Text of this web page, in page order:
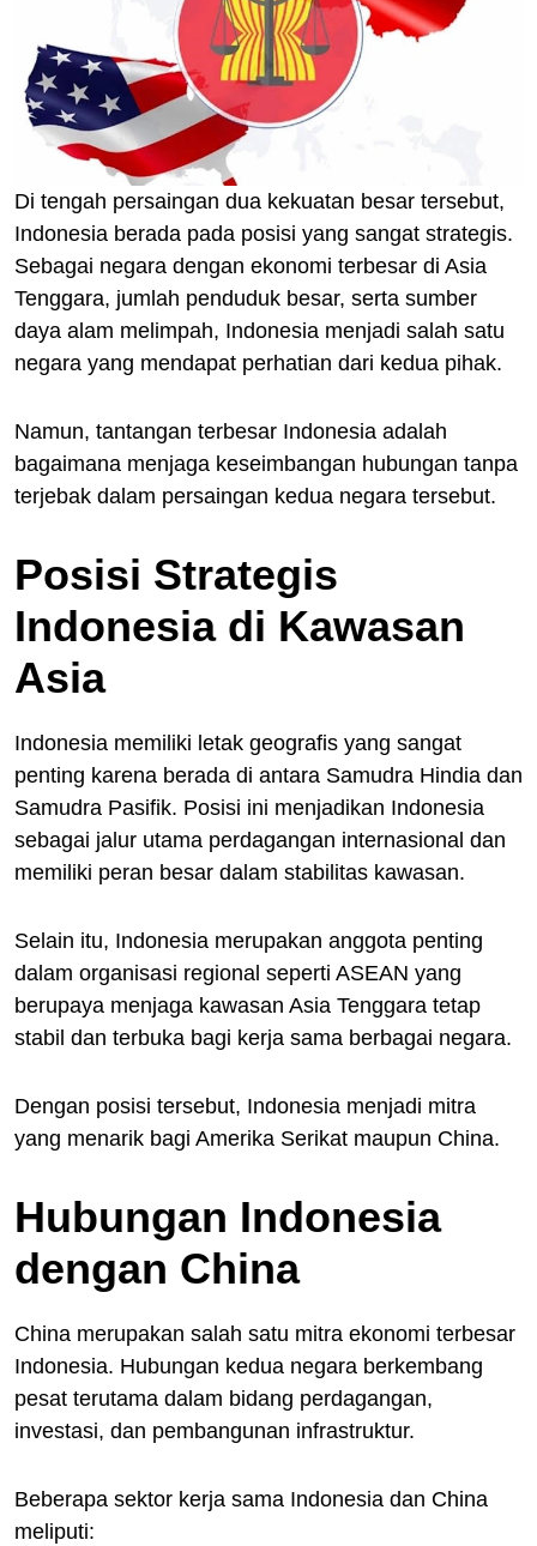
Di tengah persaingan dua kekuatan besar tersebut,
Indonesia berada pada posisi yang sangat strategis.
Sebagai negara dengan ekonomi terbesar di Asia
Tenggara, jumlah penduduk besar, serta sumber
daya alam melimpah, Indonesia menjadi salah satu
negara yang mendapat perhatian dari kedua pihak.
Namun, tantangan terbesar Indonesia adalah
bagaimana menjaga keseimbangan hubungan tanpa
terjebak dalam persaingan kedua negara tersebut.
Posisi Strategis
Indonesia di Kawasan
Asia
Indonesia memiliki letak geografis yang sangat
penting karena berada di antara Samudra Hindia dan
Samudra Pasifik. Posisi ini menjadikan Indonesia
sebagai jalur utama perdagangan internasional dan
memiliki peran besar dalam stabilitas kawasan.
Selain itu, Indonesia merupakan anggota penting
dalam organisasi regional seperti ASEAN yang
berupaya menjaga kawasan Asia Tenggara tetap
stabil dan terbuka bagi kerja sama berbagai negara.
Dengan posisi tersebut, Indonesia menjadi mitra
yang menarik bagi Amerika Serikat maupun China.
Hubungan Indonesia
dengan China
China merupakan salah satu mitra ekonomi terbesar
Indonesia. Hubungan kedua negara berkembang
pesat terutama dalam bidang perdagangan,
investasi, dan pembangunan infrastruktur.
Beberapa sektor kerja sama Indonesia dan China
meliputi: